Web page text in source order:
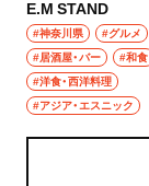
E.M STAND
#神奈川県
#グルメ
#居酒屋・バー
#和食
#洋食・西洋料理
#アジア・エスニック